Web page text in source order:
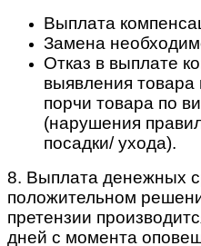
Выплата
Замена
Отказ в выплате
выявления товара
порчи товара по
(нарушения
посадки/ ухода).
8. Выплата денежных
положительном
претензии
дней с момента